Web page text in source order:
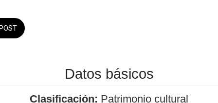
Datos básicos
Clasificación: Patrimonio cultural